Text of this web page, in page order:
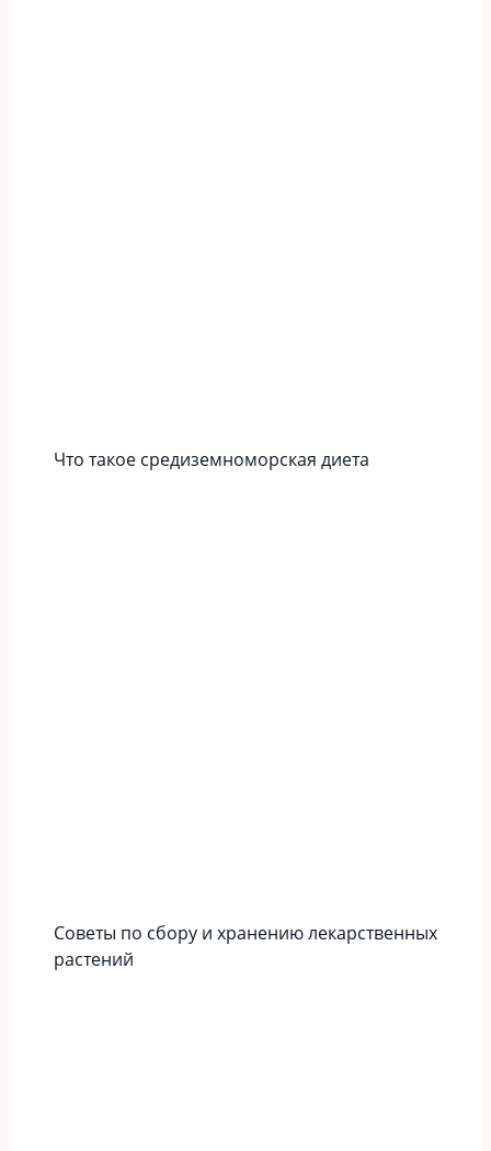
Что такое средиземноморская диета
Советы по сбору и хранению лекарственных
растений